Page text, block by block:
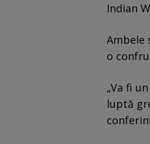
Indian
Ambele
o
„Va fi
luptă